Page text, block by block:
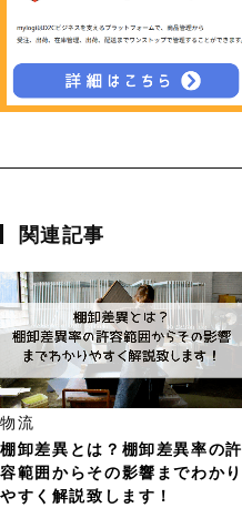
関連記事
物流
棚卸差異とは？棚卸差異率の許
容範囲からその影響までわかり
やすく解説致します！